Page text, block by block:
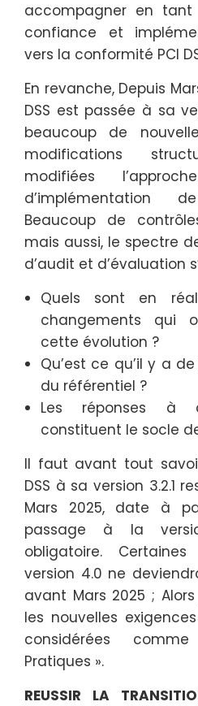
accompagner en
confiance et
vers la conformité PCI
En revanche, Depuis
DSS est passée à sa
beaucoup de
modifications
modifiées
d’implémentation
Beaucoup de
mais aussi, le spectre
d’audit et d’évaluation
Quels sont en
changements qui
cette évolution ?
Qu’est ce qu’il y a
du référentiel ?
Les réponses à
constituent le socle
Il faut avant tout
DSS à sa version 3.2.1
Mars 2025, date à
passage à la
obligatoire.
version 4.0 ne
avant Mars 2025 ;
les nouvelles
considérées
Pratiques ».
REUSSIR LA